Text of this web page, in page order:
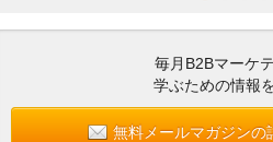
毎月B2Bマーケ
学ぶための情報
無料メールマガジンの